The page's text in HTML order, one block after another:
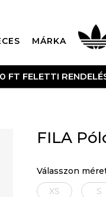
MÁRKA
FELETTI
FILA
Válasszon
XS
S